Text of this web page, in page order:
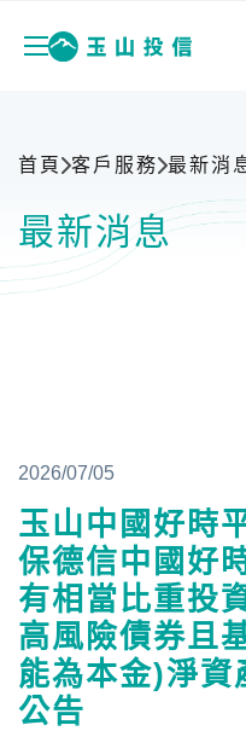
首頁 客戶服務 最新消
最新消息
2026/07/05
玉山中國好時
保德信中國好
有相當比重投
高風險債券且
能為本金)淨資
公告